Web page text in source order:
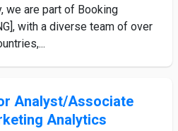
we are part of Booking
with a diverse team of over
Analyst/Associate
Analytics